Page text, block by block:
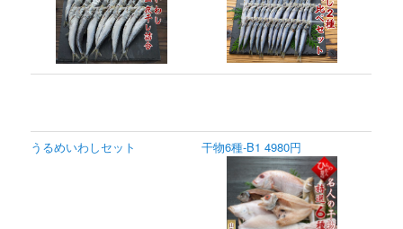
うるめいわしセット 干物6種-B1 4980円